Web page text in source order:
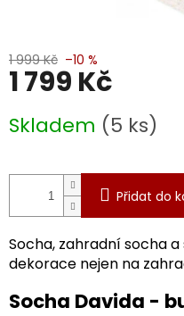
1 999 Kč –10 %
1 799 Kč
cena:
Skladem (5 ks)
Přidat do
Socha, zahradní socha
dekorace nejen na
Socha Davida -